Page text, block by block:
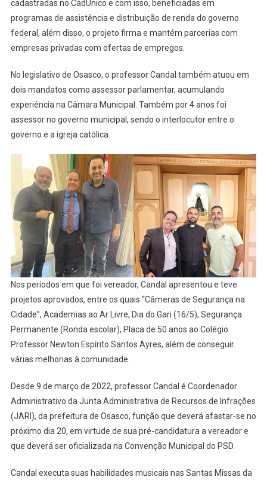
cadastradas no CadÚnico e com isso, beneficiadas em
programas de assistência e distribuição de renda do governo
federal, além disso, o projeto firma e mantém parcerias com
empresas privadas com ofertas de empregos.
No legislativo de Osasco, o professor Candal também atuou em
dois mandatos como assessor parlamentar, acumulando
experiência na Câmara Municipal. Também por 4 anos foi
assessor no governo municipal, sendo o interlocutor entre o
governo e a igreja católica.
Nos períodos em que foi vereador, Candal apresentou e teve
projetos aprovados, entre os quais “Câmeras de Segurança na
Cidade”, Academias ao Ar Livre, Dia do Gari (16/5), Segurança
Permanente (Ronda escolar), Placa de 50 anos ao Colégio
Professor Newton Espírito Santos Ayres, além de conseguir
várias melhorias à comunidade.
Desde 9 de março de 2022, professor Candal é Coordenador
Administrativo da Junta Administrativa de Recursos de Infrações
(JARI), da prefeitura de Osasco, função que deverá afastar-se no
próximo dia 20, em virtude de sua pré-candidatura a vereador e
que deverá ser oficializada na Convenção Municipal do PSD.
Candal executa suas habilidades musicais nas Santas Missas da